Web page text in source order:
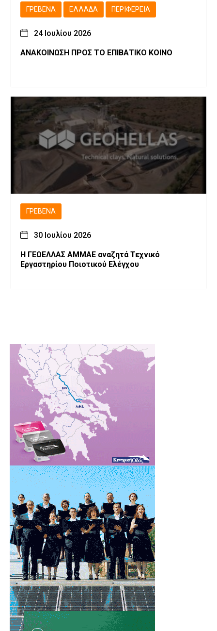
ΓΡΕΒΕΝΆ ΕΛΛΆΔΑ ΠΕΡΙΦΈΡΕΙΑ
24 Ιουλίου 2026
ΑΝΑΚΟΙΝΩΣΗ ΠΡΟΣ ΤΟ ΕΠΙΒΑΤΙΚΟ ΚΟΙΝΟ
ΓΡΕΒΕΝΆ
30 Ιουλίου 2026
Η ΓΕΩΕΛΛΑΣ ΑΜΜΑΕ αναζητά Τεχνικό
Εργαστηρίου Ποιοτικού Ελέγχου